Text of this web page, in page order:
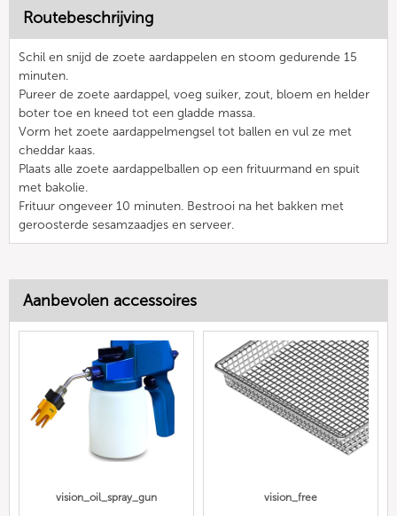
Routebeschrijving
Schil en snijd de zoete aardappelen en stoom gedurende 15
minuten.
Pureer de zoete aardappel, voeg suiker, zout, bloem en helder
boter toe en kneed tot een gladde massa.
Vorm het zoete aardappelmengsel tot ballen en vul ze met
cheddar kaas.
Plaats alle zoete aardappelballen op een frituurmand en spuit
met bakolie.
Frituur ongeveer 10 minuten. Bestrooi na het bakken met
geroosterde sesamzaadjes en serveer.
Aanbevolen accessoires
vision_oil_spray_gun vision_free